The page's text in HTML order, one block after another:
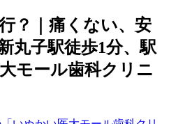
？｜痛くない、安
丸子駅徒歩1分、駅
モール歯科クリニ